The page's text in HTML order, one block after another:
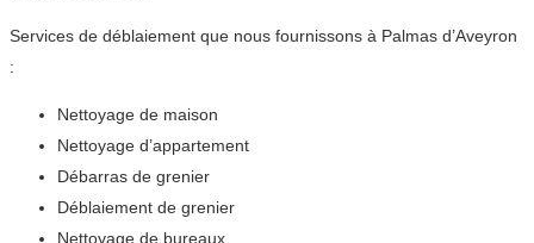
Services de déblaiement que nous fournissons à Palmas d’Aveyron
:
Nettoyage de maison
Nettoyage d’appartement
Débarras de grenier
Déblaiement de grenier
Nettoyage de bureaux